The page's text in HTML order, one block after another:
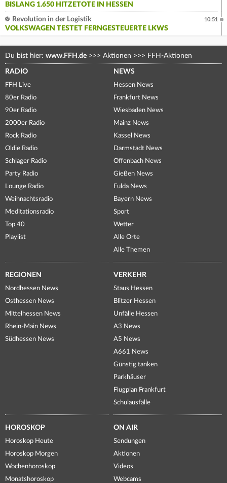
BISLANG 1.650 HITZETOTE IN HESSEN
Revolution in der Logistik
VOLKSWAGEN TESTET FERNGESTEUERTE LKWS
10:51
Du bist hier: www.FFH.de >>> Aktionen >>> FFH-Aktionen
RADIO
FFH Live
80er Radio
90er Radio
2000er Radio
Rock Radio
Oldie Radio
Schlager Radio
Party Radio
Lounge Radio
Weihnachtsradio
Meditationsradio
Top 40
Playlist
NEWS
Hessen News
Frankfurt News
Wiesbaden News
Mainz News
Kassel News
Darmstadt News
Offenbach News
Gießen News
Fulda News
Bayern News
Sport
Wetter
Alle Orte
Alle Themen
REGIONEN
Nordhessen News
Osthessen News
Mittelhessen News
Rhein-Main News
Südhessen News
VERKEHR
Staus Hessen
Blitzer Hessen
Unfälle Hessen
A3 News
A5 News
A661 News
Günstig tanken
Parkhäuser
Flugplan Frankfurt
Schulausfälle
HOROSKOP
Horoskop Heute
Horoskop Morgen
Wochenhoroskop
Monatshoroskop
ON AIR
Sendungen
Aktionen
Videos
Webcams